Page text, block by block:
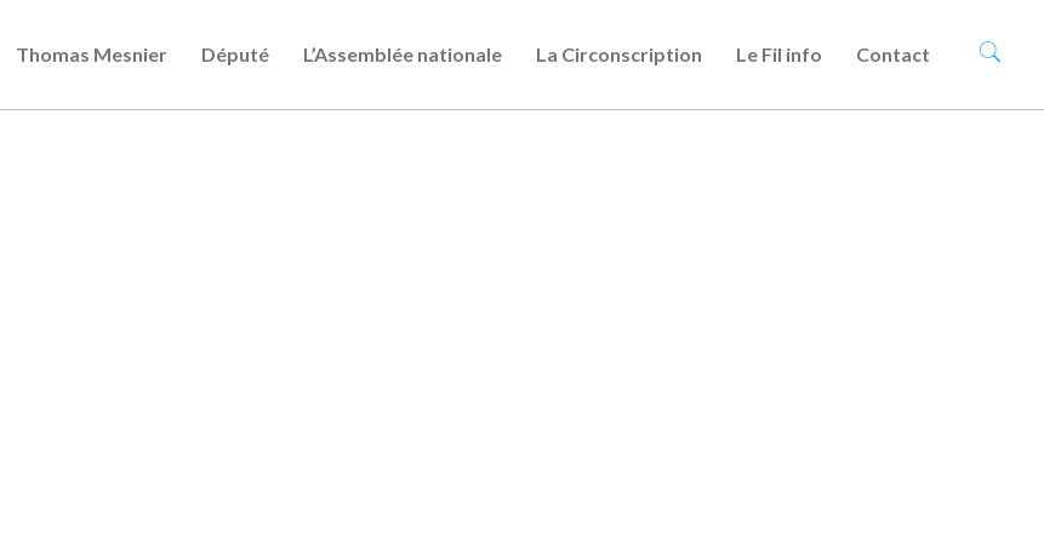
Thomas Mesnier Député L’Assemblée nationale La Circonscription Le Fil info Contact